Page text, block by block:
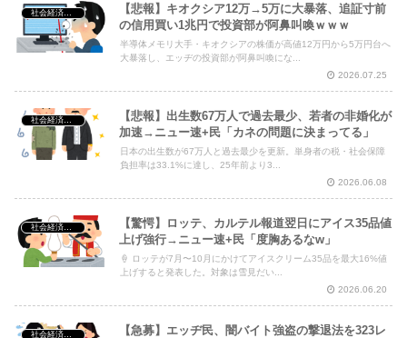
Powered by livedoor 相互RSS
社会経済・政治
【悲報】キオクシア12万→5万に大暴落、追証寸前
の信用買い1兆円で投資部が阿鼻叫喚ｗｗｗ
半導体メモリ大手・キオクシアの株価が高値12万円から5万円台へ
大暴落し、エッヂの投資部が阿鼻叫喚にな...
2026.07.25
社会経済・政治
【悲報】出生数67万人で過去最少、若者の非婚化が
加速→ニュー速+民「カネの問題に決まってる」
日本の出生数が67万人と過去最少を更新。単身者の税・社会保障
負担率は33.1%に達し、25年前より3...
2026.06.08
社会経済・政治
【驚愕】ロッテ、カルテル報道翌日にアイス35品値
上げ強行→ニュー速+民「度胸あるなw」
🍦 ロッテが7月〜10月にかけてアイスクリーム35品を最大16%値
上げすると発表した。対象は雪見だい...
2026.06.20
【急募】エッヂ民、闇バイト強盗の撃退法を323レ